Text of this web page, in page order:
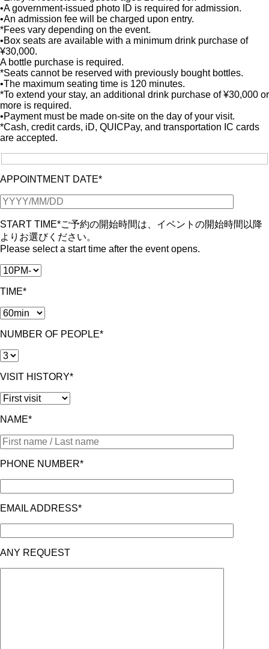
•A government-issued photo ID is required for admission.
•An admission fee will be charged upon entry.
*Fees vary depending on the event.
•Box seats are available with a minimum drink purchase of
¥30,000.
A bottle purchase is required.
*Seats cannot be reserved with previously bought bottles.
•The maximum seating time is 120 minutes.
*To extend your stay, an additional drink purchase of ¥30,000 or
more is required.
•Payment must be made on-site on the day of your visit.
*Cash, credit cards, iD, QUICPay, and transportation IC cards
are accepted.
APPOINTMENT DATE*
START TIME*ご予約の開始時間は、イベントの開始時間以降
よりお選びください。
Please select a start time after the event opens.
TIME*
NUMBER OF PEOPLE*
VISIT HISTORY*
NAME*
PHONE NUMBER*
EMAIL ADDRESS*
ANY REQUEST